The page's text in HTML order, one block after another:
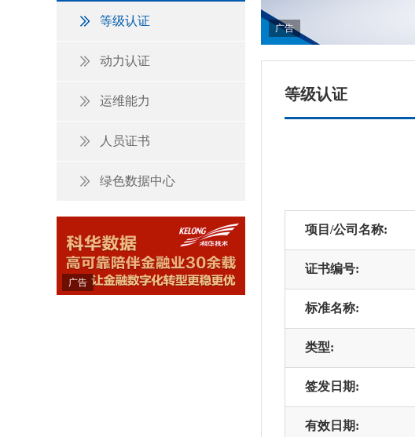
等级认证
动力认证
运维能力
人员证书
绿色数据中心
广告
广告
等级认证
项目/公司名称:
证书编号:
标准名称:
类型:
签发日期:
有效日期: